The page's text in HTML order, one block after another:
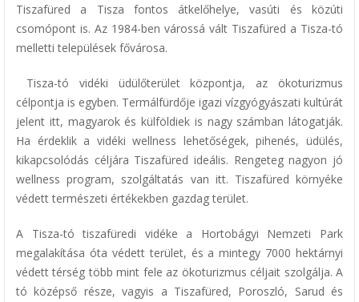
Tiszafüred a Tisza fontos átkelőhelye, vasúti és közúti
csomópont is. Az 1984-ben várossá vált Tiszafüred a Tisza-tó
melletti települések fővárosa.
Tisza-tó vidéki üdülőterület központja, az ökoturizmus
célpontja is egyben. Termálfürdője igazi vízgyógyászati kultúrát
jelent itt, magyarok és külföldiek is nagy számban látogatják.
Ha érdeklik a vidéki wellness lehetőségek, pihenés, üdülés,
kikapcsolódás céljára Tiszafüred ideális. Rengeteg nagyon jó
wellness program, szolgáltatás van itt. Tiszafüred környéke
védett természeti értékekben gazdag terület.
A Tisza-tó tiszafüredi vidéke a Hortobágyi Nemzeti Park
megalakítása óta védett terület, és a mintegy 7000 hektárnyi
védett térség több mint fele az ökoturizmus céljait szolgálja. A
tó középső része, vagyis a Tiszafüred, Poroszló, Sarud és